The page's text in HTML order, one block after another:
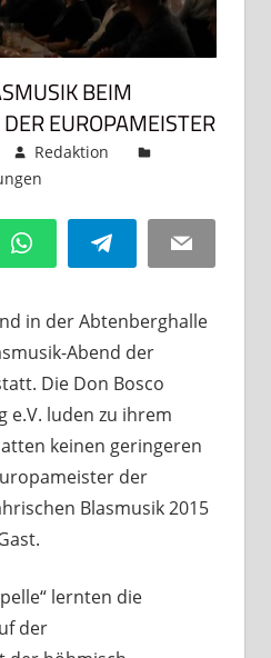
BEIM
EUROPAMEISTER
Redaktion
WhatsAppTelegram Email
in der Abtenberghalle
Abend der
Die Don Bosco
e.V. luden zu ihrem
keinen geringeren
der
Blasmusik 2015
lernten die
der